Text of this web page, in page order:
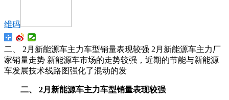
维码
二、 2月新能源车主力车型销量表现较强 2月新能源车主力厂
家销量走势 新能源车市场的走势较强，近期的节能与新能源
车发展技术线路图强化了混动的发
二、 2月新能源车主力车型销量表现较强